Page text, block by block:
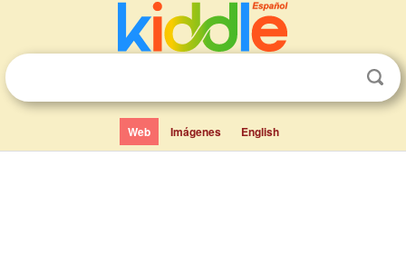
Web Imágenes English